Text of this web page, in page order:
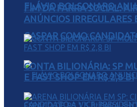
FLÁVIO BOLSONARO
GASPAR COMO
FIM DA FARRA SOCIAL:
ANÚNCIOS IRREGULARES
CONTA BILIONÁRIA: SP
E FAST SHOP EM R$ 2,8 BI